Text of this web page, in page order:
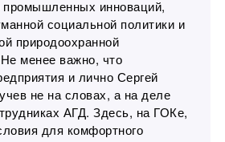
промышленных инноваций,
социальной политики и
природоохранной
менее важно, что
и лично Сергей
не на словах, а на деле
АГД. Здесь, на ГОКе,
для комфортного